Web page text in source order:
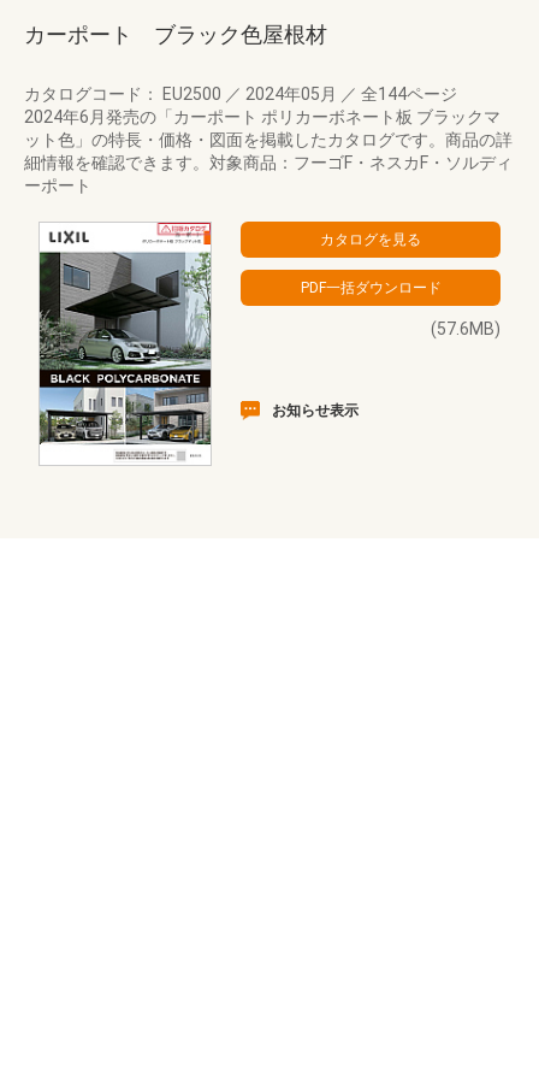
カーポート ブラック色屋根材
カタログコード： EU2500 ／ 2024年05月 ／ 全144ページ
2024年6月発売の「カーポート ポリカーボネート板 ブラックマ
ット色」の特長・価格・図面を掲載したカタログです。商品の詳
細情報を確認できます。対象商品：フーゴF・ネスカF・ソルディ
ーポート
(57.6MB)
お知らせ表示